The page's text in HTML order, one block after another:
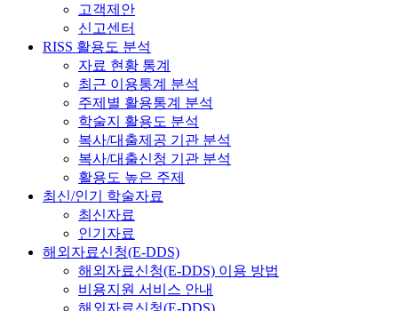
고객제안
신고센터
RISS 활용도 분석
자료 현황 통계
최근 이용통계 분석
주제별 활용통계 분석
학술지 활용도 분석
복사/대출제공 기관 분석
복사/대출신청 기관 분석
활용도 높은 주제
최신/인기 학술자료
최신자료
인기자료
해외자료신청(E-DDS)
해외자료신청(E-DDS) 이용 방법
비용지원 서비스 안내
해외자료신청(E-DDS)